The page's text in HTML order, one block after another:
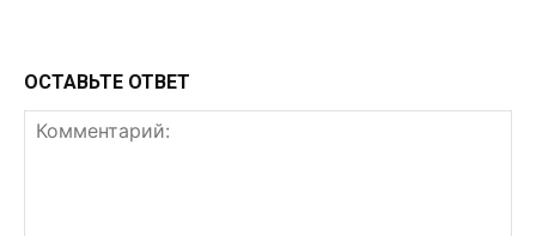
ОСТАВЬТЕ ОТВЕТ